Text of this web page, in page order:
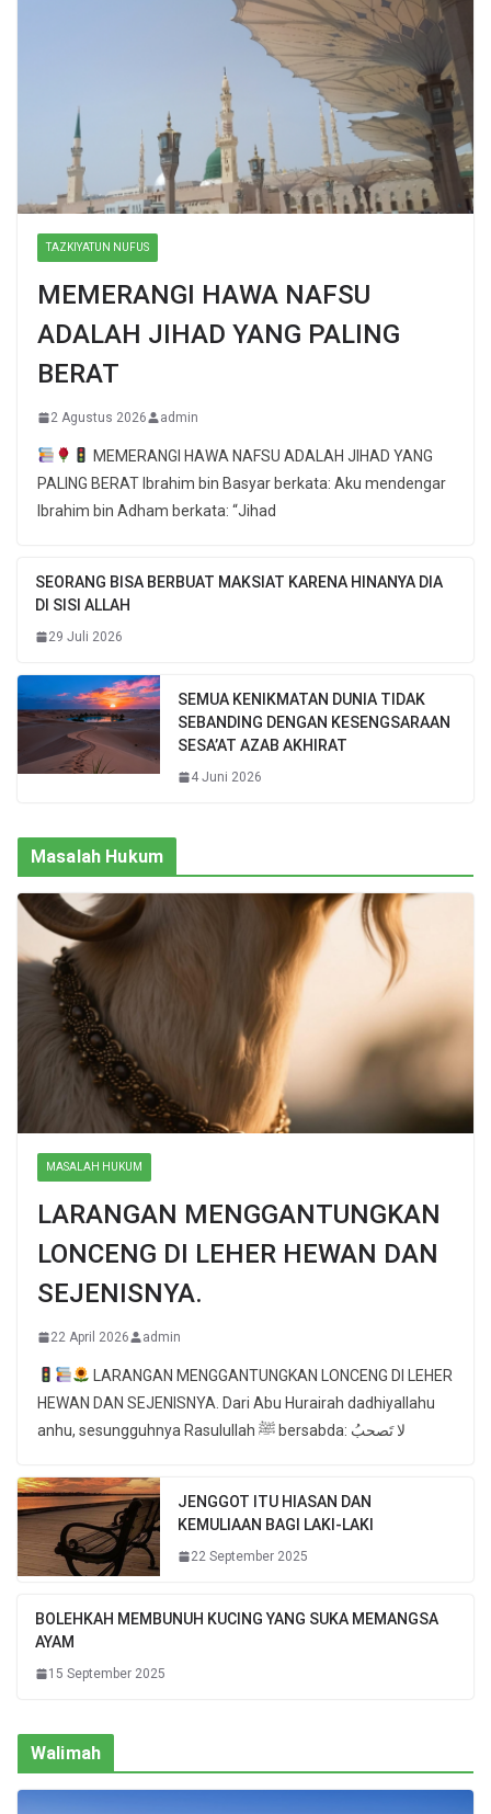
TAZKIYATUN NUFUS
MEMERANGI HAWA NAFSU
ADALAH JIHAD YANG PALING
BERAT
2 Agustus 2026 admin
MEMERANGI HAWA NAFSU ADALAH JIHAD YANG
PALING BERAT Ibrahim bin Basyar berkata: Aku mendengar
Ibrahim bin Adham berkata: “Jihad
SEORANG BISA BERBUAT MAKSIAT KARENA HINANYA DIA
DI SISI ALLAH
29 Juli 2026
SEMUA KENIKMATAN DUNIA TIDAK
SEBANDING DENGAN KESENGSARAAN
SESA’AT AZAB AKHIRAT
4 Juni 2026
Masalah Hukum
MASALAH HUKUM
LARANGAN MENGGANTUNGKAN
LONCENG DI LEHER HEWAN DAN
SEJENISNYA.
22 April 2026 admin
LARANGAN MENGGANTUNGKAN LONCENG DI LEHER
HEWAN DAN SEJENISNYA. Dari Abu Hurairah dadhiyallahu
anhu, sesungguhnya Rasulullah ﷺ bersabda: لا تَصحبُ
JENGGOT ITU HIASAN DAN
KEMULIAAN BAGI LAKI-LAKI
22 September 2025
BOLEHKAH MEMBUNUH KUCING YANG SUKA MEMANGSA
AYAM
15 September 2025
Walimah